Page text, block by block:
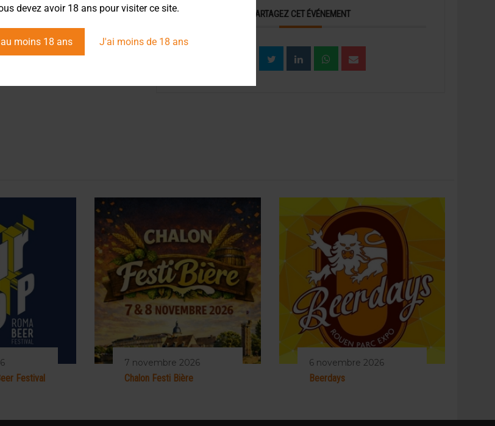
devez avoir 18 ans pour visiter ce site.
moins 18 ans J'ai moins de 18 ans
brassicole.
PARTAGEZ CET ÉVÉNEMENT
Festival
7 novembre 2026
Chalon Festi Bière
6 novembre 2026
Beerdays